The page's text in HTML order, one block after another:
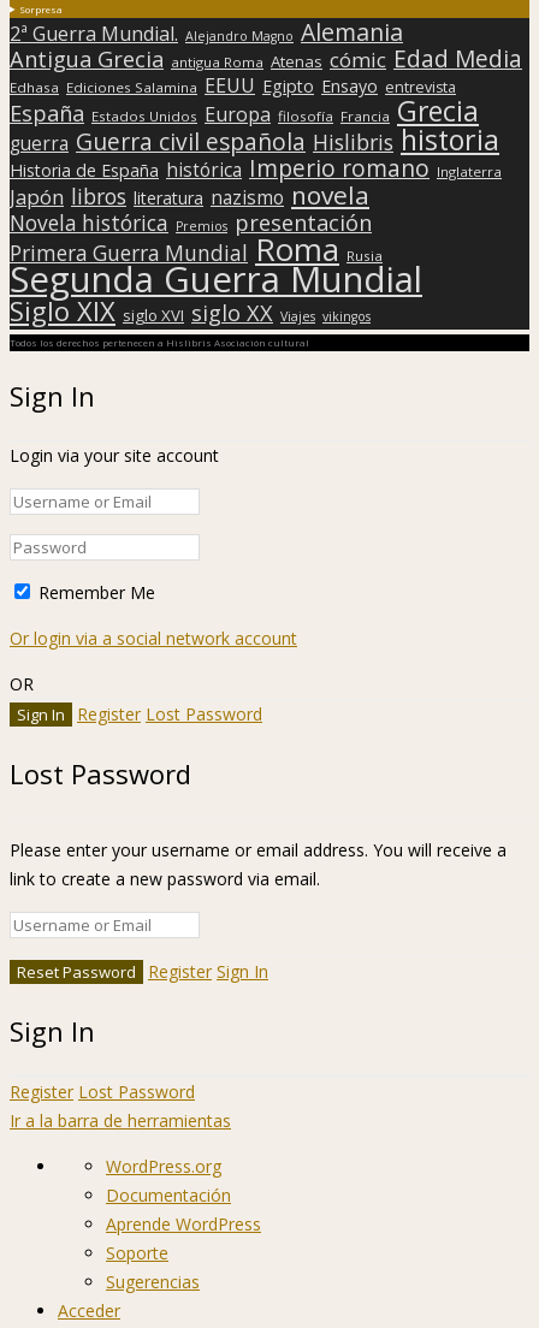
Sorpresa
2ª Guerra Mundial. Alejandro Magno Alemania
Antigua Grecia antigua Roma Atenas cómic Edad Media
Edhasa Ediciones Salamina EEUU Egipto Ensayo entrevista
España Estados Unidos Europa filosofía Francia Grecia
guerra Guerra civil española Hislibris historia
Historia de España histórica Imperio romano Inglaterra
Japón libros literatura nazismo novela
Novela histórica Premios presentación
Primera Guerra Mundial Roma Rusia
Segunda Guerra Mundial
Siglo XIX siglo XVI siglo XX Viajes vikingos
Todos los derechos pertenecen a Hislibris Asociación cultural
Sign In
Login via your site account
Remember Me
Or login via a social network account
OR
Register Lost Password
Lost Password
Please enter your username or email address. You will receive a
link to create a new password via email.
Register Sign In
Sign In
Register Lost Password
Ir a la barra de herramientas
Acerca
WordPress
WordPress.org
Documentación
Aprende WordPress
Soporte
Sugerencias
Acceder